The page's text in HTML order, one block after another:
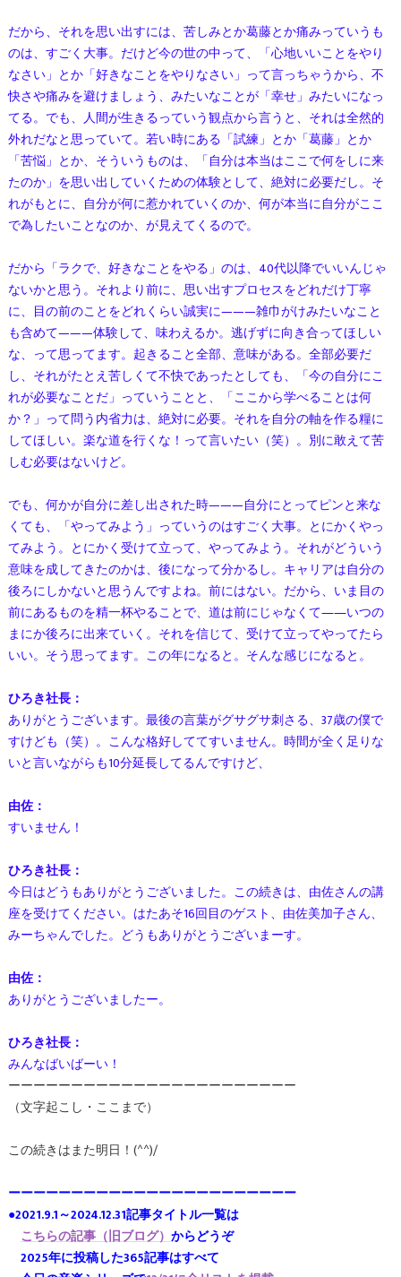
だから、それを思い出すには、苦しみとか葛藤とか痛みっていうも
のは、すごく大事。だけど今の世の中って、「心地いいことをやり
なさい」とか「好きなことをやりなさい」って言っちゃうから、不
快さや痛みを避けましょう、みたいなことが「幸せ」みたいになっ
てる。でも、人間が生きるっていう観点から言うと、それは全然的
外れだなと思っていて。若い時にある「試練」とか「葛藤」とか
「苦悩」とか、そういうものは、「自分は本当はここで何をしに来
たのか」を思い出していくための体験として、絶対に必要だし。そ
れがもとに、自分が何に惹かれていくのか、何が本当に自分がここ
で為したいことなのか、が見えてくるので。
だから「ラクで、好きなことをやる」のは、40代以降でいいんじゃ
ないかと思う。それより前に、思い出すプロセスをどれだけ丁寧
に、目の前のことをどれくらい誠実に———雑巾がけみたいなこと
も含めて———体験して、味わえるか。逃げずに向き合ってほしい
な、って思ってます。起きること全部、意味がある。全部必要だ
し、それがたとえ苦しくて不快であったとしても、「今の自分にこ
れが必要なことだ」っていうことと、「ここから学べることは何
か？」って問う内省力は、絶対に必要。それを自分の軸を作る糧に
してほしい。楽な道を行くな！って言いたい（笑）。別に敢えて苦
しむ必要はないけど。
でも、何かが自分に差し出された時———自分にとってピンと来な
くても、「やってみよう」っていうのはすごく大事。とにかくやっ
てみよう。とにかく受けて立って、やってみよう。それがどういう
意味を成してきたのかは、後になって分かるし。キャリアは自分の
後ろにしかないと思うんですよね。前にはない。だから、いま目の
前にあるものを精一杯やることで、道は前にじゃなくて――いつの
まにか後ろに出来ていく。それを信じて、受けて立ってやってたら
いい。そう思ってます。この年になると。そんな感じになると。
ひろき社長：
ありがとうございます。最後の言葉がグサグサ刺さる、37歳の僕で
すけども（笑）。こんな格好しててすいません。時間が全く足りな
いと言いながらも10分延長してるんですけど、
由佐：
すいません！
ひろき社長：
今日はどうもありがとうございました。この続きは、由佐さんの講
座を受けてください。はたあそ16回目のゲスト、由佐美加子さん、
みーちゃんでした。どうもありがとうございまーす。
由佐：
ありがとうございましたー。
ひろき社長：
みんなばいばーい！
ーーーーーーーーーーーーーーーーーーーーーーー
（文字起こし・ここまで）
この続きはまた明日！(^^)/
ーーーーーーーーーーーーーーーーーーーーーーー
●2021.9.1～2024.12.31記事タイトル一覧は
こちらの記事（旧ブログ）からどうぞ
2025年に投稿した365記事はすべて